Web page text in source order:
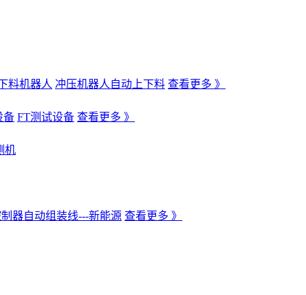
料机器人 冲压机器人自动上下料 查看更多 》
备 FT测试设备 查看更多 》
机
器自动组装线---新能源 查看更多 》